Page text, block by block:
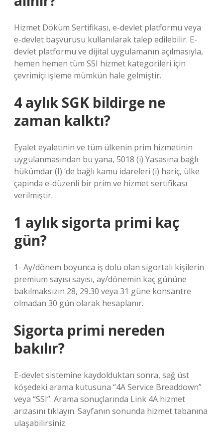
Hizmet Döküm Sertifikası, e-devlet platformu veya
e-devlet başvurusu kullanılarak talep edilebilir. E-
devlet platformu ve dijital uygulamanın açılmasıyla,
hemen hemen tüm SSI hizmet kategorileri için
çevrimiçi işleme mümkün hale gelmiştir.
4 aylık SGK bildirge ne
zaman kalktı?
Eyalet eyaletinin ve tüm ülkenin prim hizmetinin
uygulanmasından bu yana, 5018 (i) Yasasına bağlı
hükümdar (I) ‘de bağlı kamu idareleri (i) hariç, ülke
çapında e-düzenli bir prim ve hizmet sertifikası
verilmiştir.
1 aylık sigorta primi kaç
gün?
1- Ay/dönem boyunca iş dolu olan sigortalı kişilerin
premium sayısı sayısı, ay/dönemin kaç gününe
bakılmaksızın 28, 29.30 veya 31 güne konsantre
olmadan 30 gün olarak hesaplanır.
Sigorta primi nereden
bakılır?
E-devlet sistemine kaydolduktan sonra, sağ üst
köşedeki arama kutusuna “4A Service Breaddown”
veya “SSI”. Arama sonuçlarında Link 4A hizmet
arızasını tıklayın. Sayfanın sonunda hizmet tabanına
ulaşabilirsiniz.